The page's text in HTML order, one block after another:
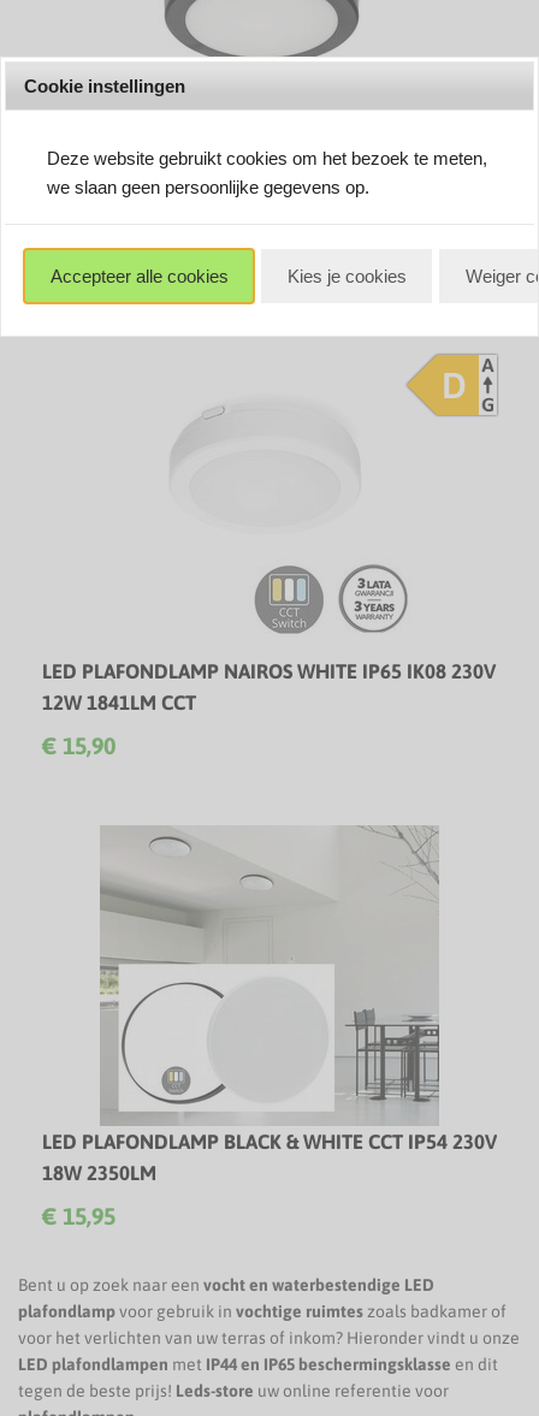
LED PLAFONDLAMP NAIROS BLACK IP65 IK08 230V
Jaar garantie!
€ 15,90
D
LED PLAFONDLAMP NAIROS WHITE IP65 IK08 230V
12W 1841LM CCT
Jaar garantie!
€ 15,90
LED PLAFONDLAMP BLACK & WHITE CCT IP54 230V
18W 2350LM
& CCT-switch!
€ 15,95
Bent u op zoek naar een vocht en waterbestendige LED
plafondlampvoor gebruik in vochtige ruimtes zoals badkamer of
voor het verlichten van uw terras of inkom? Hieronder vindt u onze
LED plafondlampen met IP44 en IP65 beschermingsklasse en dit
tegen de beste prijs! Leds-store uw online referentie voor
Cookie instellingen
Deze website gebruikt cookies om het bezoek te meten,
we slaan geen persoonlijke gegevens op.
Accepteer alle cookies Kies je cookies Weiger